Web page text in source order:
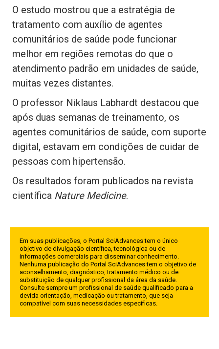
O estudo mostrou que a estratégia de
tratamento com auxílio de agentes
comunitários de saúde pode funcionar
melhor em regiões remotas do que o
atendimento padrão em unidades de saúde,
muitas vezes distantes.
O professor Niklaus Labhardt destacou que
após duas semanas de treinamento, os
agentes comunitários de saúde, com suporte
digital, estavam em condições de cuidar de
pessoas com hipertensão.
Os resultados foram publicados na revista
científica Nature Medicine.
Em suas publicações, o Portal SciAdvances tem o único
objetivo de divulgação científica, tecnológica ou de
informações comerciais para disseminar conhecimento.
Nenhuma publicação do Portal SciAdvances tem o objetivo de
aconselhamento, diagnóstico, tratamento médico ou de
substituição de qualquer profissional da área da saúde.
Consulte sempre um profissional de saúde qualificado para a
devida orientação, medicação ou tratamento, que seja
compatível com suas necessidades específicas.